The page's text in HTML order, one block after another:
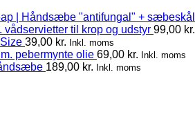
| Håndsæbe "antifungal" + sæbeskål
vådservietter til krop og udstyr 99,00 kr.
39,00 kr. Inkl. moms
pebermynte olie 69,00 kr. Inkl. moms
189,00 kr. Inkl. moms